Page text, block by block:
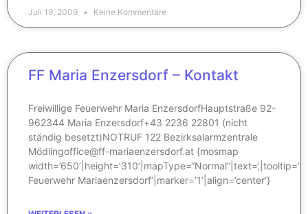
Juli 19, 2009 Keine Kommentare
FF Maria Enzersdorf – Kontakt
Freiwillige Feuerwehr Maria EnzersdorfHauptstraße 92-
962344 Maria Enzersdorf+43 2236 22801 (nicht
ständig besetzt)NOTRUF 122 Bezirksalarmzentrale
Mödlingoffice@ff-mariaenzersdorf.at {mosmap
Feuerwehr Mariaenzersdorf’|marker=’1’|align=’center‘}